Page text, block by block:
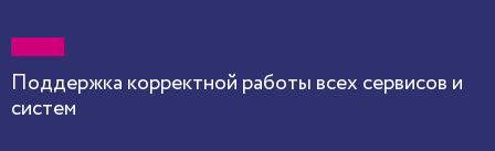
Поддержка корректной работы всех сервисов и
систем